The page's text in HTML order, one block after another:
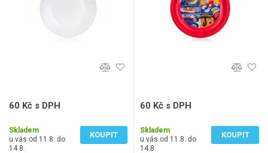
60 Kč s DPH
Skladem
u vás od 11.8. do
14.8.
KOUPIT
60 Kč s DPH
Skladem
u vás od 11.8. do
14.8.
KOUPIT